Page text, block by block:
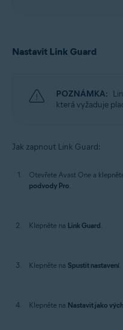
Nastavit Link Guard
POZNÁMKA:
která vyžaduje
Jak zapnout Link Guard:
Otevřete Avast One a
podvody Pro.
Klepněte na Link Guard.
Klepněte na Spustit nastavení.
Klepněte na Nastavit jako